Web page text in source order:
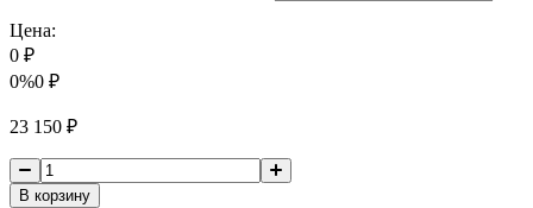
Цена:
0 ₽
0%0 ₽
23 150 ₽
В корзину